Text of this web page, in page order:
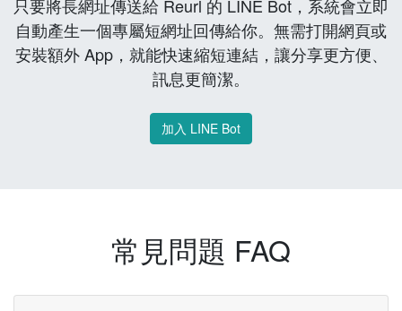
只要將長網址傳送給 Reurl 的 LINE Bot，系統會立即
自動產生一個專屬短網址回傳給你。無需打開網頁或
安裝額外 App，就能快速縮短連結，讓分享更方便、
訊息更簡潔。
加入 LINE Bot
常見問題 FAQ